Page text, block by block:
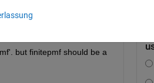
but finitepmf should be a